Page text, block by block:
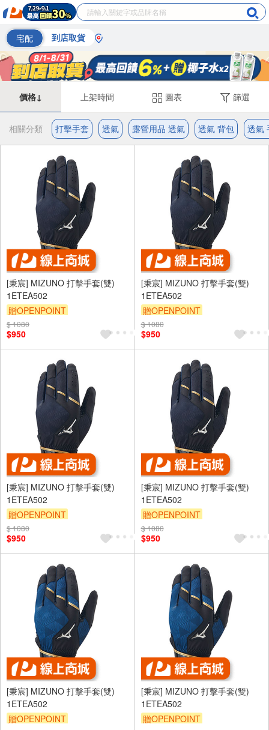
宅配 到店取貨
價格↓ 上架時間 圖表 篩選
相關分類 打擊手套 透氣 露營用品 透氣 透氣 背包 透氣
[秉宸] MIZUNO 打擊手套(雙)
1ETEA502
贈OPENPOINT
$ 1080
$950
[秉宸] MIZUNO 打擊手套(雙)
1ETEA502
贈OPENPOINT
$ 1080
$950
[秉宸] MIZUNO 打擊手套(雙)
1ETEA502
贈OPENPOINT
$ 1080
$950
[秉宸] MIZUNO 打擊手套(雙)
1ETEA502
贈OPENPOINT
$ 1080
$950
[秉宸] MIZUNO 打擊手套(雙)
1ETEA502
贈OPENPOINT
[秉宸] MIZUNO 打擊手套(雙)
1ETEA502
贈OPENPOINT